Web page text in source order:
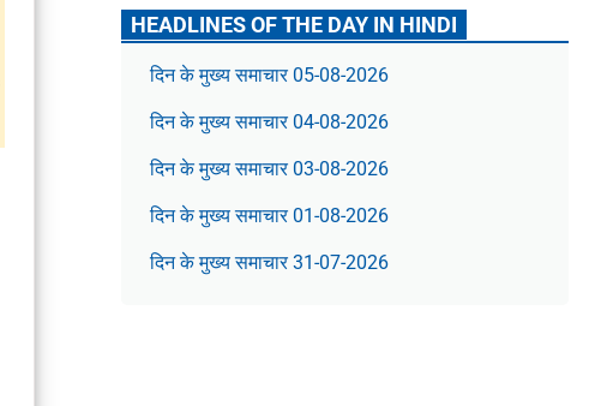
HEADLINES OF THE DAY IN HINDI
दिन के मुख्य समाचार 05-08-2026
दिन के मुख्य समाचार 04-08-2026
दिन के मुख्य समाचार 03-08-2026
दिन के मुख्य समाचार 01-08-2026
दिन के मुख्य समाचार 31-07-2026